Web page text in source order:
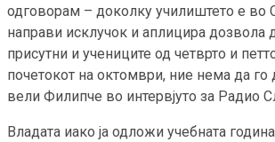
одговорам – доколку училиштето е во
направи исклучок и аплицира дозвола
присутни и учениците од четврто и
почетокот на октомври, ние нема да го
вели Филипче во интервјуто за Радио
Владата иако ја одложи учебната